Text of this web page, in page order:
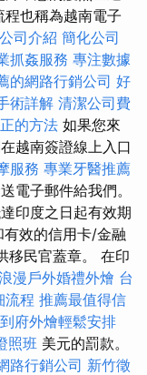
也稱為越南電子
司介紹 簡化公司
抓姦服務 專注數據
的網路行銷公司 好
術詳解 清潔公司費
的方法 如果您來
越南簽證線上入口
服務 專業牙醫推薦
電子郵件給我們。
印度之日起有效期
效的信用卡/金融
移民官蓋章。 在印
漫戶外婚禮外燴 台
流程 推薦最值得信
到府外燴輕鬆安排
照班 美元的罰款。
路行銷公司 新竹徵